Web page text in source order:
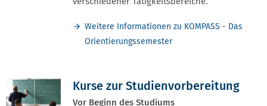
Weitere Informationen zu KOMPASS - Das
Orientierungssemester
Kurse zur Studienvorbereitung
Vor Beginn des Studiums